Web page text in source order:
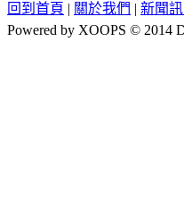
回到首頁 | 關於我們 | 新聞
Powered by XOOPS © 2014